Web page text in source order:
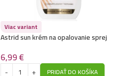
Viac variant
Astrid sun krém na opalovanie sprej
6,99€
PRIDAŤ DO KOŠÍKA